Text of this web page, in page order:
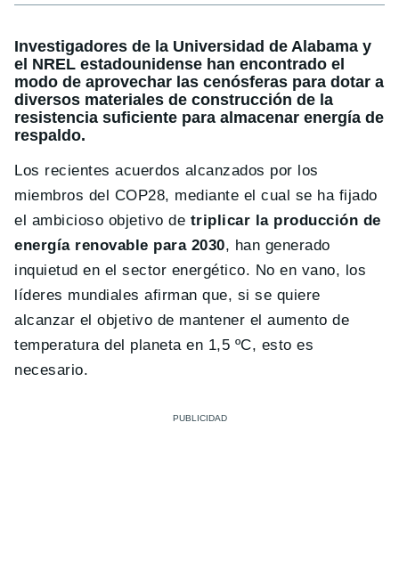
Investigadores de la Universidad de Alabama y
el NREL estadounidense han encontrado el
modo de aprovechar las cenósferas para dotar a
diversos materiales de construcción de la
resistencia suficiente para almacenar energía de
respaldo.
Los recientes acuerdos alcanzados por los
miembros del COP28, mediante el cual se ha fijado
el ambicioso objetivo de triplicar la producción de
energía renovable para 2030, han generado
inquietud en el sector energético. No en vano, los
líderes mundiales afirman que, si se quiere
alcanzar el objetivo de mantener el aumento de
temperatura del planeta en 1,5 ºC, esto es
necesario.